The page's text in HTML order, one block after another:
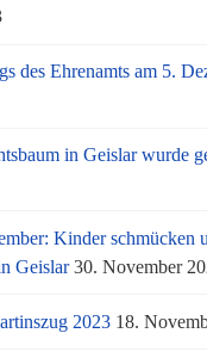
des Ehrenamts am 5.
in Geislar wurde
Kinder schmücken
Geislar 30. November
2023 18.